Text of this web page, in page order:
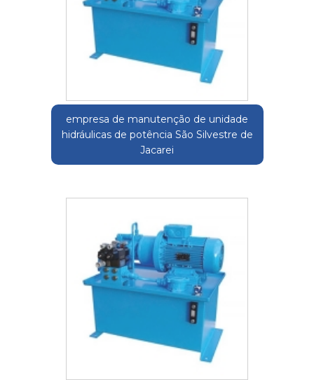
empresa de manutenção de unidade
hidráulicas de potência São Silvestre de
Jacarei